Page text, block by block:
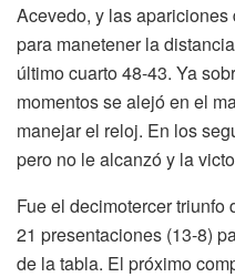
Acevedo, y las
para manetener la
último cuarto 48-43. Ya
momentos se alejó en el
manejar el reloj. En los
pero no le alcanzó y la
Fue el decimotercer
21 presentaciones (13-8)
de la tabla. El próximo